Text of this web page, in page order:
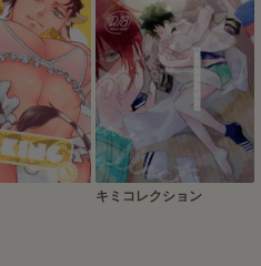
キミコレクション